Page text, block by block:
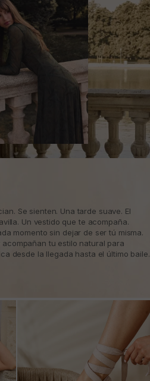
Se sienten. Una tarde suave. El
Un vestido que te acompaña.
momento sin dejar de ser tú misma.
tu estilo natural para
desde la llegada hasta el último baile.